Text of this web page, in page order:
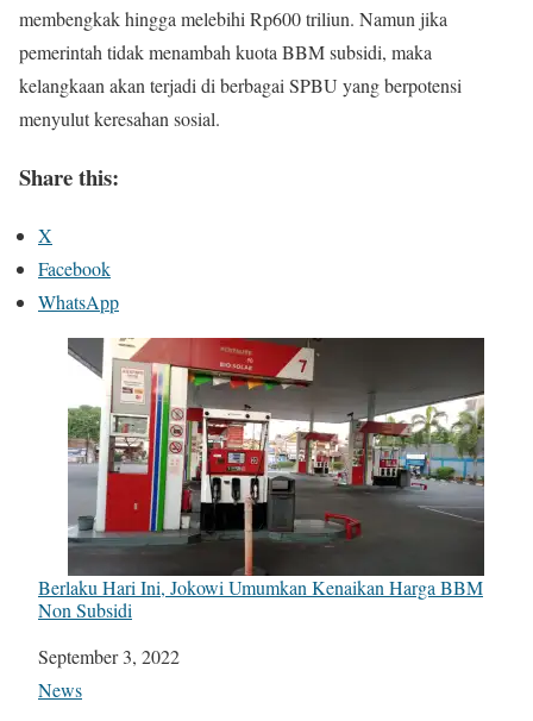
membengkak hingga melebihi Rp600 triliun. Namun jika
pemerintah tidak menambah kuota BBM subsidi, maka
kelangkaan akan terjadi di berbagai SPBU yang berpotensi
menyulut keresahan sosial.
Share this:
X
Facebook
WhatsApp
Berlaku Hari Ini, Jokowi Umumkan Kenaikan Harga BBM
Non Subsidi
Date
September 3, 2022
In relation to
News